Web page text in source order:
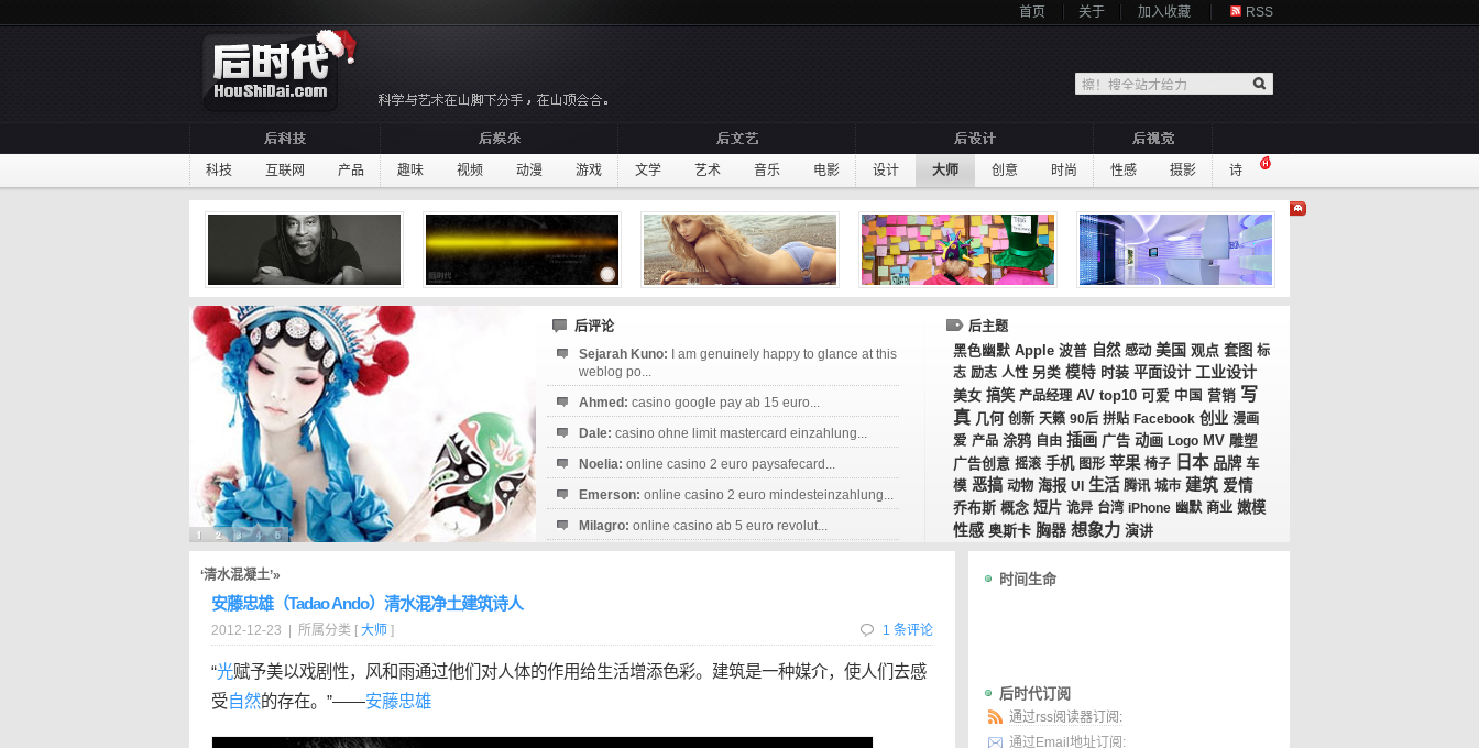
首页 关于 加入收藏 RSS
科技 互联网 产品 趣味 视频 动漫 游戏 文学 艺术 音乐 电影 设计 大师 创意 时尚 性感 摄影 诗
后评论
Sejarah Kuno:
I am genuinely happy to glance at this
weblog po...
Ahmed: casino google pay ab 15 euro...
Dale: casino ohne limit mastercard einzahlung...
Noelia: online casino 2 euro paysafecard...
Emerson: online casino 2 euro mindesteinzahlung...
Milagro: online casino ab 5 euro revolut...
后主题
黑色幽默 Apple 波普 自然 感动 美国 观点 套图 标
志 励志 人性 另类 模特 时装 平面设计 工业设计
美女 搞笑 产品经理 AV top10 可爱 中国 营销 写
真 几何 创新 天籁 90后 拼贴 Facebook 创业 漫画
爱 产品 涂鸦 自由 插画 广告 动画 Logo MV 雕塑
广告创意 摇滚 手机 图形 苹果 椅子 日本 品牌 车
模 恶搞 动物 海报 UI 生活 腾讯 城市 建筑 爱情
乔布斯 概念 短片 诡异 台湾 iPhone 幽默 商业 嫩模
性感 奥斯卡 胸器 想象力 演讲
‘清水混凝土’»
安藤忠雄（Tadao Ando）清水混净土建筑诗人
2012-12-23 | 所属分类 [ 大师 ] 1 条评论
“光赋予美以戏剧性，风和雨通过他们对人体的作用给生活增添色彩。建筑是一种媒介，使人们去感
受自然的存在。”——安藤忠雄
时间生命
后时代订阅
通过rss阅读器订阅:
通过Email地址订阅: